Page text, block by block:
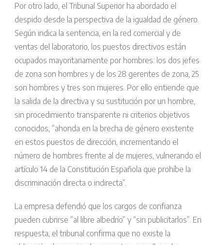
Por otro lado, el Tribunal Superior ha abordado el
despido desde la perspectiva de la igualdad de género.
Según indica la sentencia, en la red comercial y de
ventas del laboratorio, los puestos directivos están
ocupados mayoritariamente por hombres: los dos jefes
de zona son hombres y de los 28 gerentes de zona, 25
son hombres y tres son mujeres. Por ello entiende que
la salida de la directiva y su sustitución por un hombre,
sin procedimiento transparente ni criterios objetivos
conocidos, “ahonda en la brecha de género existente
en estos puestos de dirección, incrementando el
número de hombres frente al de mujeres, vulnerando el
artículo 14 de la Constitución Española que prohíbe la
discriminación directa o indirecta”.
La empresa defendió que los cargos de confianza
pueden cubrirse “al libre albedrío” y “sin publicitarlos”. En
respuesta, el tribunal confirma que no existe la